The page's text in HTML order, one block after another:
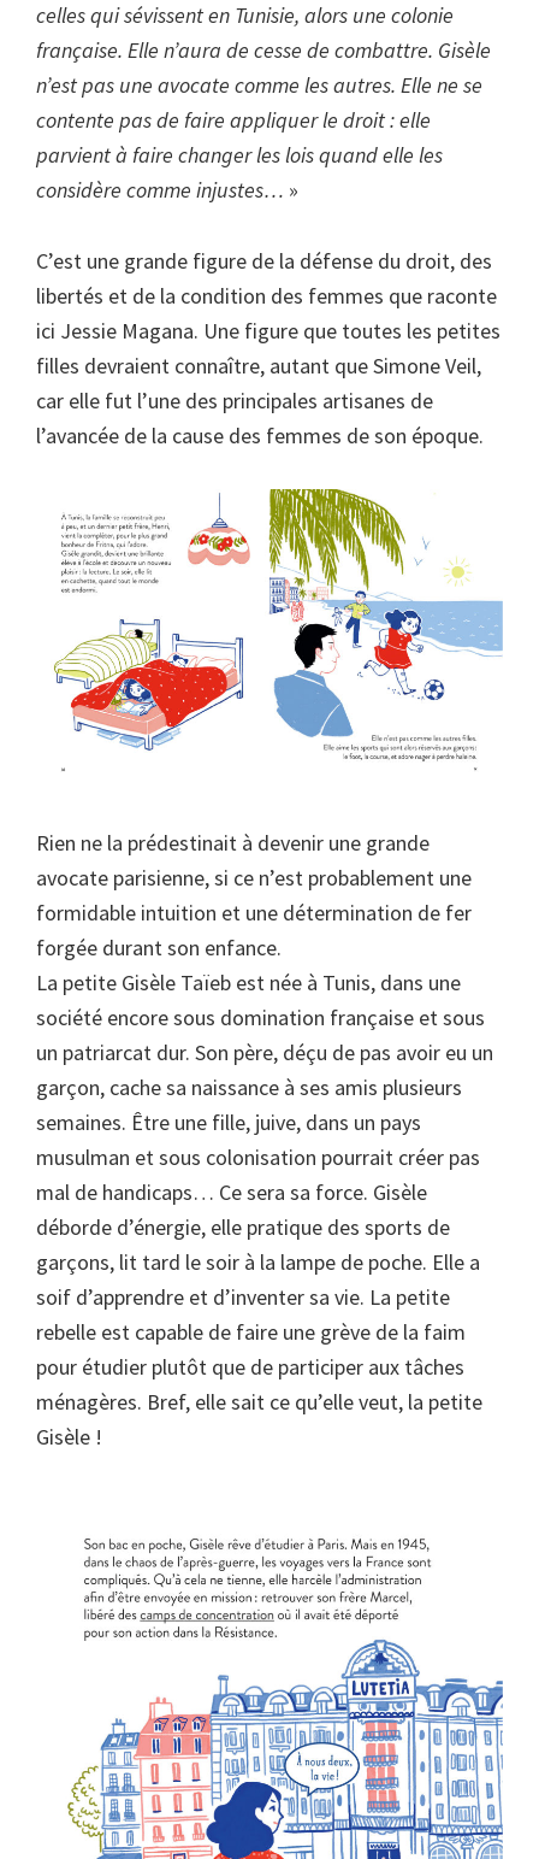
celles qui sévissent en Tunisie, alors une colonie
française. Elle n’aura de cesse de combattre. Gisèle
n’est pas une avocate comme les autres. Elle ne se
contente pas de faire appliquer le droit : elle
parvient à faire changer les lois quand elle les
considère comme injustes… »
C’est une grande figure de la défense du droit, des
libertés et de la condition des femmes que raconte
ici Jessie Magana. Une figure que toutes les petites
filles devraient connaître, autant que Simone Veil,
car elle fut l’une des principales artisanes de
l’avancée de la cause des femmes de son époque.
Rien ne la prédestinait à devenir une grande
avocate parisienne, si ce n’est probablement une
formidable intuition et une détermination de fer
forgée durant son enfance.
La petite Gisèle Taïeb est née à Tunis, dans une
société encore sous domination française et sous
un patriarcat dur. Son père, déçu de pas avoir eu un
garçon, cache sa naissance à ses amis plusieurs
semaines. Être une fille, juive, dans un pays
musulman et sous colonisation pourrait créer pas
mal de handicaps… Ce sera sa force. Gisèle
déborde d’énergie, elle pratique des sports de
garçons, lit tard le soir à la lampe de poche. Elle a
soif d’apprendre et d’inventer sa vie. La petite
rebelle est capable de faire une grève de la faim
pour étudier plutôt que de participer aux tâches
ménagères. Bref, elle sait ce qu’elle veut, la petite
Gisèle !